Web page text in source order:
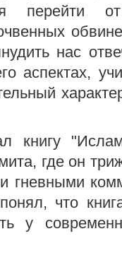
перейти
нас
аспектах,
книгу
где он
гневными
что
у